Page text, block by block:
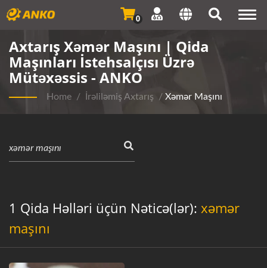
0
Axtarış Xəmər Maşını | Qida
Maşınları İstehsalçısı Üzrə
Mütəxəssis - ANKO
Home / İrəliləmiş Axtarış / Xəmər Maşını
1 Qida Həlləri üçün Nəticə(lər): xəmər
maşını